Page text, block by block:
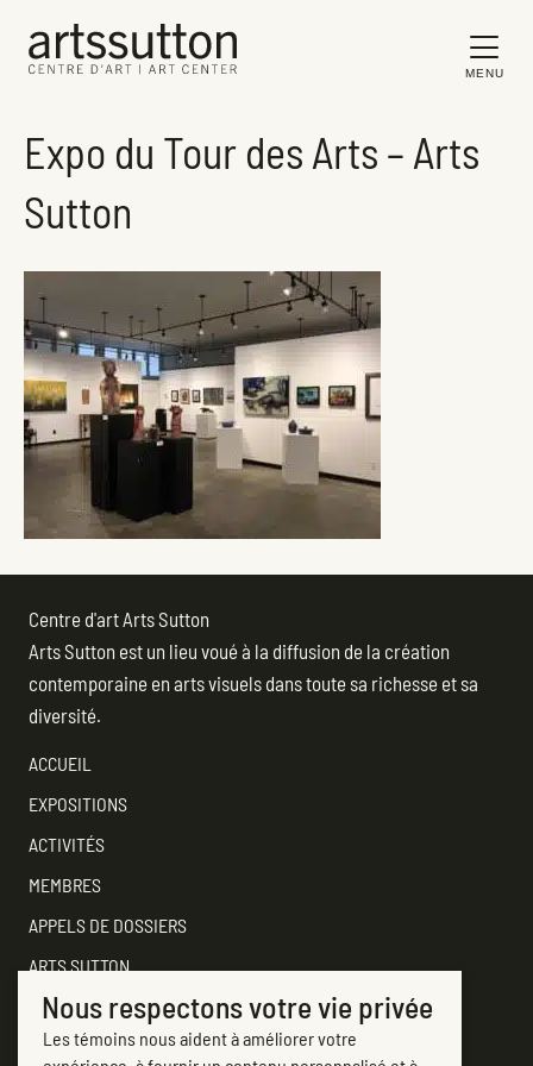
MENU
Expo du Tour des Arts – Arts
Sutton
Centre d'art Arts Sutton
Arts Sutton est un lieu voué à la diffusion de la création
contemporaine en arts visuels dans toute sa richesse et sa
diversité.
ACCUEIL
EXPOSITIONS
ACTIVITÉS
MEMBRES
APPELS DE DOSSIERS
ARTS SUTTON
SOUTENEZ
CONTACTER ARTS SUTTON
Nous respectons votre vie privée
Les témoins nous aident à améliorer votre